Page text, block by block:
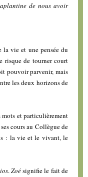
de nous avoir
la vie et une pensée du
risque de tourner court
pouvoir parvenir, mais
les deux horizons de
mots et particulièrement
cours au Collègue de
: la vie et le vivant, le
.Zoésignifie le fait de